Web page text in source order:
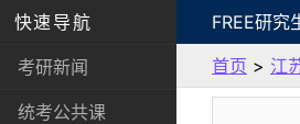
快速导航
考研新闻
统考公共课
FREE研究
首页 > 江